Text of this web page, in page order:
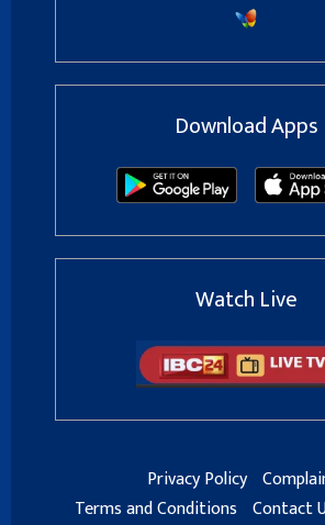
Download Apps
Watch Live
Privacy Policy
Terms and Conditions Contact